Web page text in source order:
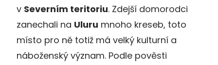
v Severním teritoriu. Zdejší domorodci
zanechali na Uluru mnoho kreseb, toto
místo pro ně totiž má velký kulturní a
náboženský význam. Podle pověsti